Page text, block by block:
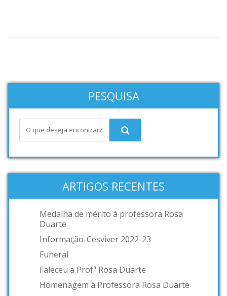
PESQUISA
ARTIGOS RECENTES
Medalha de mérito à professora Rosa
Duarte
Informação-Cesviver 2022-23
Funeral
Faleceu a Profª Rosa Duarte
Homenagem à Professora Rosa Duarte